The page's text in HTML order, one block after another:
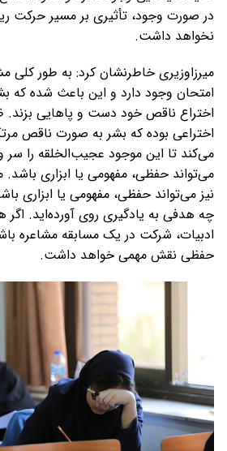
در صورت وجود، تأثیری بر مسیر حرکت
نخواهد داشت.
میرزاوزیری خاطرنشان کرد: به طور
امتحان وجود دارد و این باعث شده که
اختراع ناقص خود دست و پاهایی بزند.
اختراعی بوده که بشر به صورت ناقص
می‌کند تا این موجود عجیب‌الخلقه را
می‌تواند حفظی، مفهومی یا ابزاری
نیز می‌تواند حفظی، مفهومی یا ابزاری
چه هدفی به یادگیری روی آورده‌اید. اگر
ادبیات، شرکت در یک مسابقه مشاعره
حفظی نقش مهمی خواهد داشت.